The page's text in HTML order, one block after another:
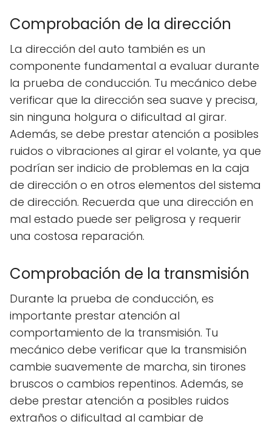
Comprobación de la dirección
La dirección del auto también es un
componente fundamental a evaluar durante
la prueba de conducción. Tu mecánico debe
verificar que la dirección sea suave y precisa,
sin ninguna holgura o dificultad al girar.
Además, se debe prestar atención a posibles
ruidos o vibraciones al girar el volante, ya que
podrían ser indicio de problemas en la caja
de dirección o en otros elementos del sistema
de dirección. Recuerda que una dirección en
mal estado puede ser peligrosa y requerir
una costosa reparación.
Comprobación de la transmisión
Durante la prueba de conducción, es
importante prestar atención al
comportamiento de la transmisión. Tu
mecánico debe verificar que la transmisión
cambie suavemente de marcha, sin tirones
bruscos o cambios repentinos. Además, se
debe prestar atención a posibles ruidos
extraños o dificultad al cambiar de